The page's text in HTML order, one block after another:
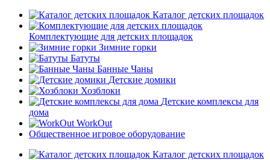
Каталог детских площадок
Комплектующие для детских площадок
Зимние горки
Батуты
Банные Чаны
Детские домики
Хозблоки
Детские комплексы для
дома
WorkOut
Общественное игровое оборудование
Каталог детских площадок